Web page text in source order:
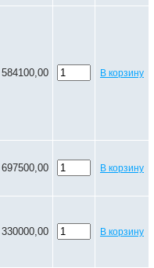
584100,00 В корзину
697500,00 В корзину
330000,00 В корзину